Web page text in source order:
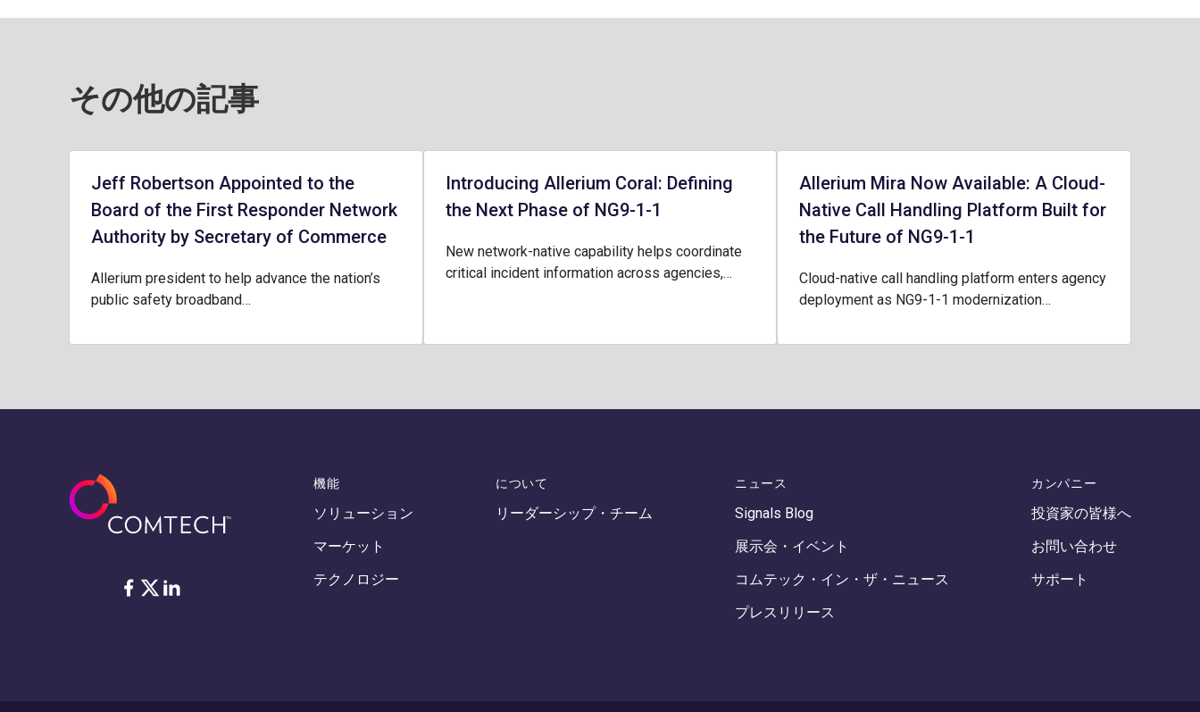
その他の記事
Jeff Robertson Appointed to the
Board of the First Responder Network
Authority by Secretary of Commerce
Allerium president to help advance the nation’s
public safety broadband…
Introducing Allerium Coral: Defining
the Next Phase of NG9-1-1
New network-native capability helps coordinate
critical incident information across agencies,…
Allerium Mira Now Available: A Cloud-
Native Call Handling Platform Built for
the Future of NG9-1-1
Cloud-native call handling platform enters agency
deployment as NG9-1-1 modernization…
フェイスブック Twitter
リンクトイン
機能
ソリューション
マーケット
テクノロジー
について
リーダーシップ・チーム
ニュース
Signals Blog
展示会・イベント
コムテック・イン・ザ・ニュース
プレスリリース
カンパニー
投資家の皆様へ
お問い合わせ
サポート